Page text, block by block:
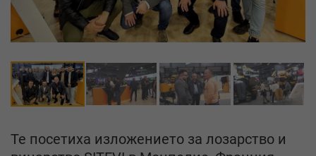
Те посетиха изложението за лозарство и